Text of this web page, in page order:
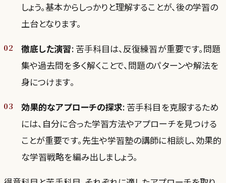
しょう。基本からしっかりと理解することが、後の学習の
土台となります。
徹底した演習: 苦手科目は、反復練習が重要です。問題
集や過去問を多く解くことで、問題のパターンや解法を
身につけます。
効果的なアプローチの探求: 苦手科目を克服するため
には、自分に合った学習方法やアプローチを見つける
ことが重要です。先生や学習塾の講師に相談し、効果的
な学習戦略を編み出しましょう。